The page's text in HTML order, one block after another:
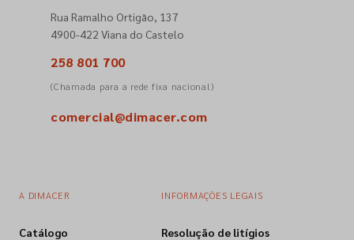
Rua Ramalho Ortigão, 137
4900-422 Viana do Castelo
258 801 700
(Chamada para a rede fixa nacional)
comercial@dimacer.com
A DIMACER
Catálogo
INFORMAÇÕES LEGAIS
Resolução de litígios